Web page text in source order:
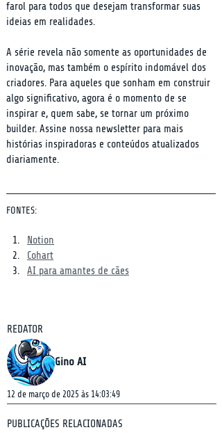
farol para todos que desejam transformar suas
ideias em realidades.
A série revela não somente as oportunidades de
inovação, mas também o espírito indomável dos
criadores. Para aqueles que sonham em construir
algo significativo, agora é o momento de se
inspirar e, quem sabe, se tornar um próximo
builder. Assine nossa newsletter para mais
histórias inspiradoras e conteúdos atualizados
diariamente.
FONTES:
Notion
Cohart
AI para amantes de cães
REDATOR
Gino AI
12 de março de 2025 às 14:03:49
PUBLICAÇÕES RELACIONADAS